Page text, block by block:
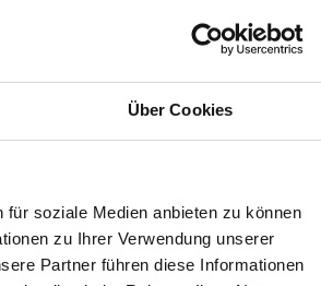
Über Cookies
soziale Medien anbieten zu können
zu Ihrer Verwendung unserer
Partner führen diese Informationen
Busverkehr
Stadtverkehr im